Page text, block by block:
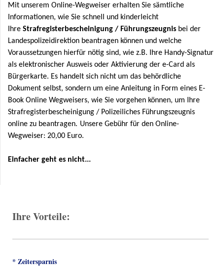
Mit unserem Online-Wegweiser erhalten Sie sämtliche
Informationen, wie Sie schnell und kinderleicht
Ihre Strafregisterbescheinigung / Führungszeugnis bei der
Landespolizeidirektion beantragen können und welche
Voraussetzungen hierfür nötig sind, wie z.B. Ihre Handy-Signatur
als elektronischer Ausweis oder Aktivierung der e-Card als
Bürgerkarte. Es handelt sich nicht um das behördliche
Dokument selbst, sondern um eine Anleitung in Form eines E-
Book Online Wegweisers, wie Sie vorgehen können, um Ihre
Strafregisterbescheinigung / Polizeiliches Führungszeugnis
online zu beantragen. Unsere Gebühr für den Online-
Wegweiser: 20,00 Euro.
Einfacher geht es nicht...
Ihre Vorteile:
* Zeitersparnis